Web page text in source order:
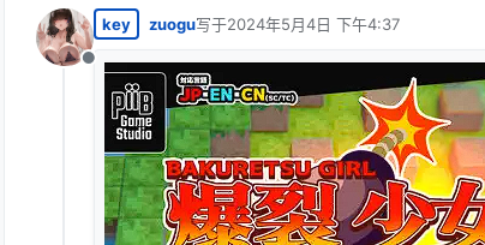
离线
key zuogu写于2024年5月4日 下午4:37
最后由 编辑